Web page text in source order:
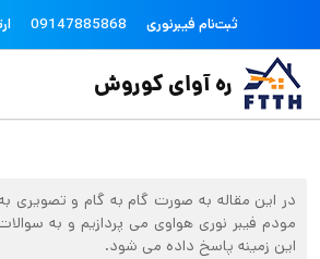
رفتن به محتوای اصلی
09147885868 ثبت‌نام فیبرنوری
ره آوای کوروش
در این مقاله به صورت گام به گام و تصویری
مودم فیبر نوری هواوی می پردازیم و به
این زمینه پاسخ داده می شود.